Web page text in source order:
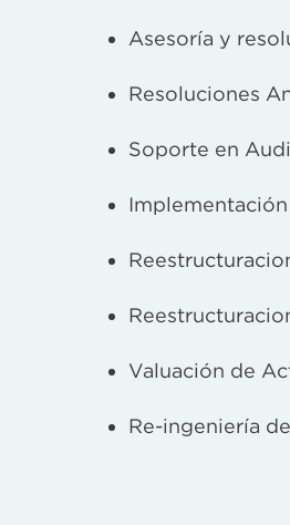
Asesoría y
Resoluciones
Soporte en
Valuación de
Re-ingeniería